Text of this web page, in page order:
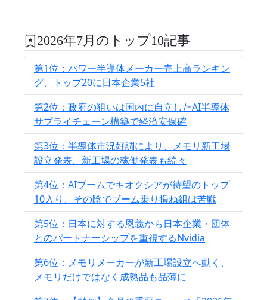
2026年7月のトップ10記事
第1位：パワー半導体メーカー売上高ランキン
グ、トップ20に日本企業5社
第2位：政府の狙いは国内に自立したAI半導体
サプライチェーン構築で経済安保確
第3位：半導体市況好調により、メモリ新工場
設立発表、新工場の稼働発表も続々
第4位：AIブームでキオクシアが待望のトップ
10入り、その陰でブーム乗り損ね組は苦戦
第5位：日本に対する恩義から日本企業・団体
とのパートナーシップを重視するNvidia
第6位：メモリメーカーが新工場設立へ動く、
メモリだけではなく成熟品も品薄に